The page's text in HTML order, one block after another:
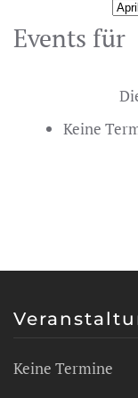
Events für
Keine
Keine Termine